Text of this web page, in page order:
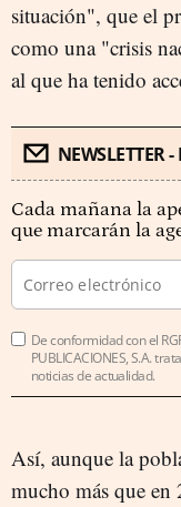
situación", que el
como una "crisis
al que ha tenido
NEWSLETTER
Cada mañana la
que marcarán la
De conformidad con el
PUBLICACIONES, S.A.
noticias de actualidad.
Así, aunque la
mucho más que en